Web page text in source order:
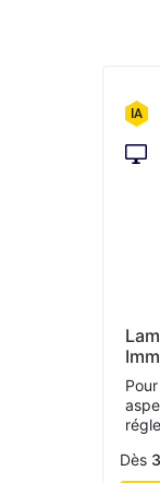
Dès